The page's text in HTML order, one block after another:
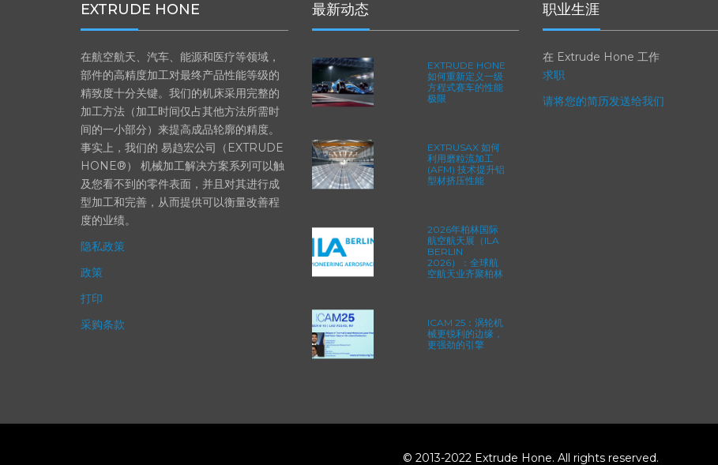
EXTRUDE HONE
在航空航天、汽车、能源和医疗等领域，
部件的高精度加工对最终产品性能等级的
精致度十分关键。我们的机床采用完整的
加工方法（加工时间仅占其他方法所需时
间的一小部分）来提高成品轮廓的精度。
事实上，我们的 易趋宏公司（EXTRUDE
HONE®） 机械加工解决方案系列可以触
及您看不到的零件表面，并且对其进行成
型加工和完善，从而提供可以衡量改善程
度的业绩。
隐私政策
政策
打印
采购条款
最新动态
EXTRUDE HONE
如何重新定义一级
方程式赛车的性能
极限
EXTRUSAX 如何
利用磨粒流加工
(AFM) 技术提升铝
型材挤压性能
2026年柏林国际
航空航天展（ILA
BERLIN
2026）：全球航
空航天业齐聚柏林
ICAM 25：涡轮机
械更锐利的边缘，
更强劲的引擎
职业生涯
在 Extrude Hone 工作
求职
请将您的简历发送给我们
© 2013-2022 Extrude Hone. All rights reserved.